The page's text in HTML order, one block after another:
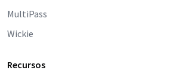
MultiPass
Wickie
Recursos